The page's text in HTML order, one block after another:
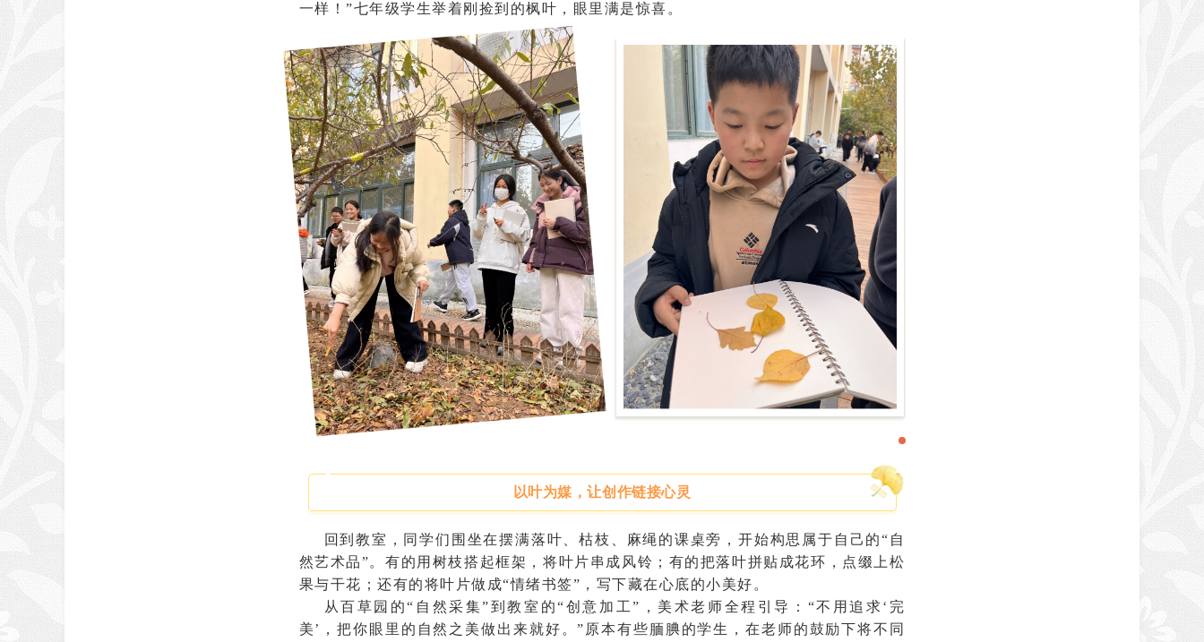
一样！”七年级学生举着刚捡到的枫叶，眼里满是惊喜。
以叶为媒，让创作链接心灵
回到教室，同学们围坐在摆满落叶、枯枝、麻绳的课桌旁，开始构思属于自己的“自
然艺术品”。有的用树枝搭起框架，将叶片串成风铃；有的把落叶拼贴成花环，点缀上松
果与干花；还有的将叶片做成“情绪书签”，写下藏在心底的小美好。
从百草园的“自然采集”到教室的“创意加工”，美术老师全程引导 ： “不用追求‘完
美’，把你眼里的 自然之美做出来就好。”原本有些腼腆的学生，在老师的鼓励下将不同